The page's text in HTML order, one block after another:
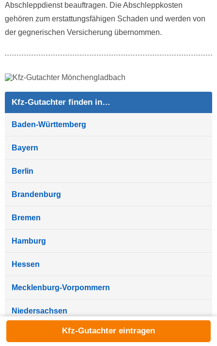
Abschleppdienst beauftragen. Die Abschleppkosten
gehören zum erstattungsfähigen Schaden und werden von
der gegnerischen Versicherung übernommen.
Kfz-Gutachter finden in…
Baden-Württemberg
Bayern
Berlin
Brandenburg
Bremen
Hamburg
Hessen
Mecklenburg-Vorpommern
Niedersachsen
Nordrhein-WestfalenKfz-Gutachter eintragen